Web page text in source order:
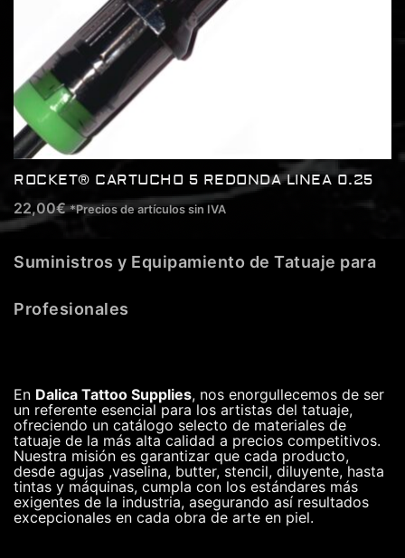
ROCKET® CARTUCHO 5 REDONDA LINEA 0.25
22,00€ *Precios de artículos sin IVA
Suministros y Equipamiento de Tatuaje para
Profesionales
En Dalica Tattoo Supplies, nos enorgullecemos de ser
un referente esencial para los artistas del tatuaje,
ofreciendo un catálogo selecto de materiales de
tatuaje de la más alta calidad a precios competitivos.
Nuestra misión es garantizar que cada producto,
desde agujas ,vaselina, butter, stencil, diluyente, hasta
tintas y máquinas, cumpla con los estándares más
exigentes de la industria, asegurando así resultados
excepcionales en cada obra de arte en piel.